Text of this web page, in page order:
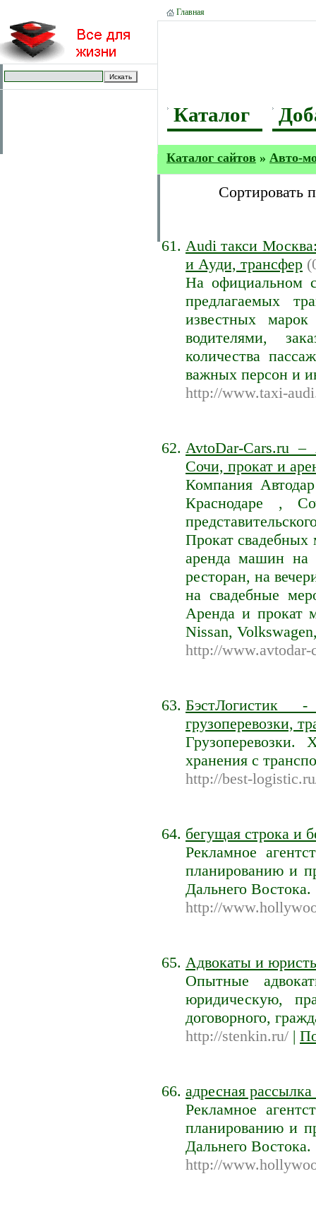
Главная
Каталог
Каталог сайтов » Авто-
Сортировать
Audi такси
и Ауди, трансфер
На официальном
предлагаемых
известных
водителями,
количества
важных персон и
http://www.taxi-
AvtoDar-Cars.ru –
Сочи, прокат и
Компания
Краснодаре ,
Прокат свадебных
аренда машин на
ресторан, на
на свадебные
Аренда и прокат
Nissan,
http://www.avtodar-
БэстЛогистик
грузоперевозки,
Грузоперевозки.
хранения с
http://best-
бегущая строка и
Рекламное
планированию и
Дальнего Востока.
http://
Адвокаты и
Опытные
юридическую,
договорного,
http://stenkin.ru/ |
адресная
Рекламное
планированию и
Дальнего Востока.
http://